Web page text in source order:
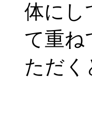
体にし
て重ね
ただく